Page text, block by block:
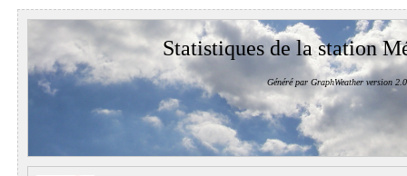
Statistiques de la station
Généré par GraphWeather version 2.0